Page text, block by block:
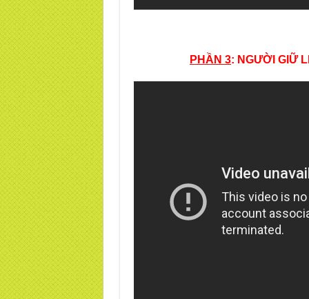
PHẦN 3: NGƯỜI GIỮ